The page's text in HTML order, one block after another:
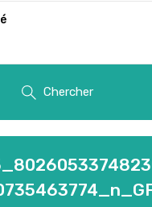
Chercher